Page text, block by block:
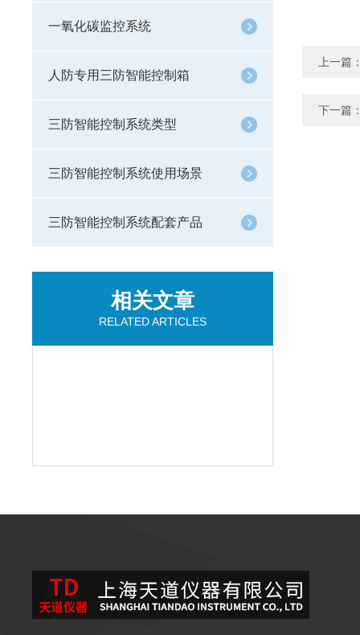
一氧化碳监控系统
人防专用三防智能控制箱
三防智能控制系统类型
三防智能控制系统使用场景
三防智能控制系统配套产品
相关文章
RELATED ARTICLES
上一篇
下一篇